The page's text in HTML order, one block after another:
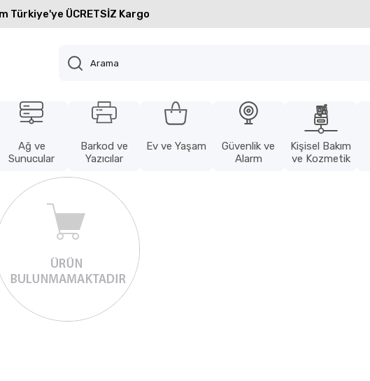
Türkiye'ye ÜCRETSİZ Kargo
Ağ ve
Sunucular
Barkod ve
Yazıcılar
Ev ve Yaşam
Güvenlik ve
Alarm
Kişisel Bakım
ve Kozmetik